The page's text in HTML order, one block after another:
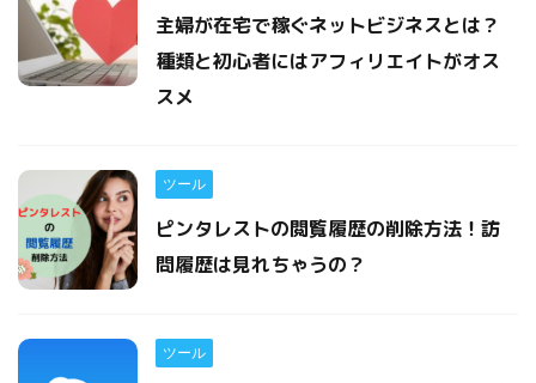
主婦が在宅で稼ぐネットビジネスとは？
種類と初心者にはアフィリエイトがオス
スメ
ツール
ピンタレストの閲覧履歴の削除方法！訪
問履歴は見れちゃうの？
ツール